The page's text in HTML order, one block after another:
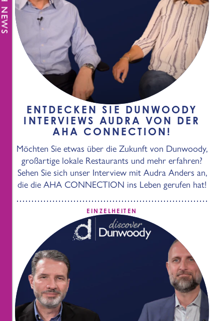
ENTDECKEN SIE DUNWOODY
INTERVIEWS AUDRA VON DER
AHA CONNECTION!
Möchten Sie etwas über die Zukunft von Dunwoody,
großartige lokale Restaurants und mehr erfahren?
Sehen Sie sich unser Interview mit Audra Anders an,
die die AHA CONNECTION ins Leben gerufen hat!
EINZELHEITEN